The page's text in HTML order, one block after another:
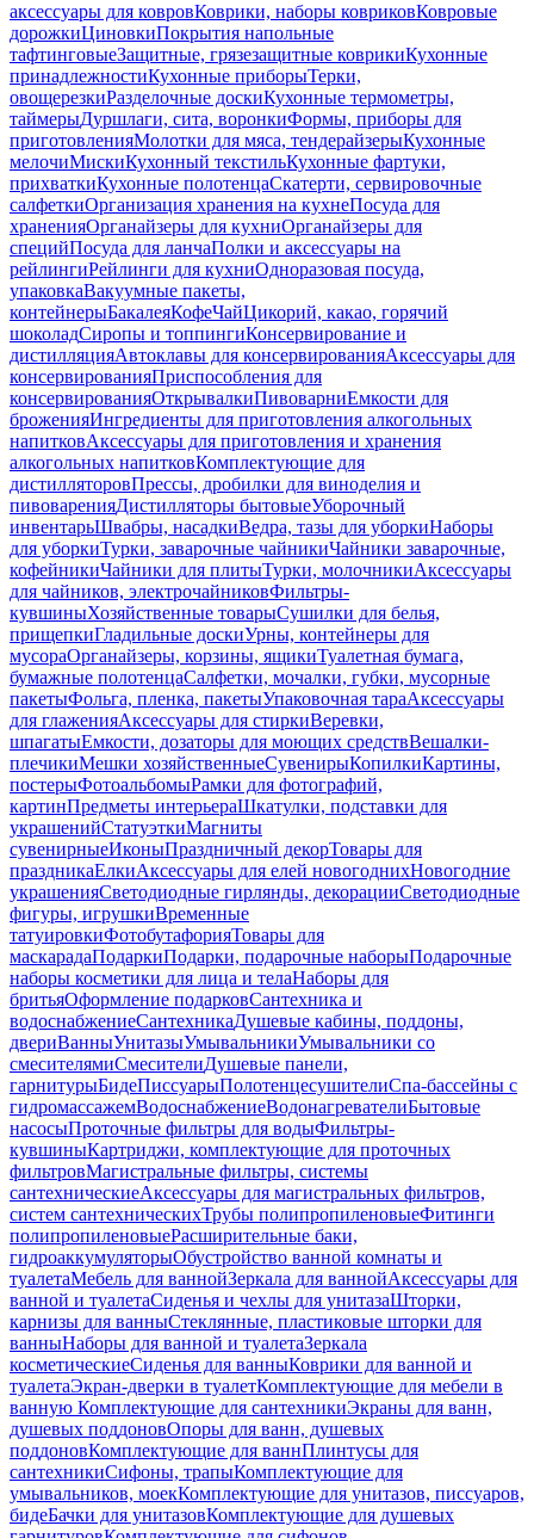
аксессуары для ковровКоврики, наборы ковриковКовровые
дорожкиЦиновкиПокрытия напольные
тафтинговыеЗащитные, грязезащитные коврикиКухонные
принадлежностиКухонные приборыТерки,
овощерезкиРазделочные доскиКухонные термометры,
таймерыДуршлаги, сита, воронкиФормы, приборы для
приготовленияМолотки для мяса, тендерайзерыКухонные
мелочиМискиКухонный текстильКухонные фартуки,
прихваткиКухонные полотенцаСкатерти, сервировочные
салфеткиОрганизация хранения на кухнеПосуда для
храненияОрганайзеры для кухниОрганайзеры для
специйПосуда для ланчаПолки и аксессуары на
рейлингиРейлинги для кухниОдноразовая посуда,
упаковкаВакуумные пакеты,
контейнерыБакалеяКофеЧайЦикорий, какао, горячий
шоколадСиропы и топпингиКонсервирование и
дистилляцияАвтоклавы для консервированияАксессуары для
консервированияПриспособления для
консервированияОткрывалкиПивоварниЕмкости для
броженияИнгредиенты для приготовления алкогольных
напитковАксессуары для приготовления и хранения
алкогольных напитковКомплектующие для
дистилляторовПрессы, дробилки для виноделия и
пивоваренияДистилляторы бытовыеУборочный
инвентарьШвабры, насадкиВедра, тазы для уборкиНаборы
для уборкиТурки, заварочные чайникиЧайники заварочные,
кофейникиЧайники для плитыТурки, молочникиАксессуары
для чайников, электрочайниковФильтры-
кувшиныХозяйственные товарыСушилки для белья,
прищепкиГладильные доскиУрны, контейнеры для
мусораОрганайзеры, корзины, ящикиТуалетная бумага,
бумажные полотенцаСалфетки, мочалки, губки, мусорные
пакетыФольга, пленка, пакетыУпаковочная тараАксессуары
для глаженияАксессуары для стиркиВеревки,
шпагатыЕмкости, дозаторы для моющих средствВешалки-
плечикиМешки хозяйственныеСувенирыКопилкиКартины,
постерыФотоальбомыРамки для фотографий,
картинПредметы интерьераШкатулки, подставки для
украшенийСтатуэткиМагниты
сувенирныеИконыПраздничный декорТовары для
праздникаЕлкиАксессуары для елей новогоднихНовогодние
украшенияСветодиодные гирлянды, декорацииСветодиодные
фигуры, игрушкиВременные
татуировкиФотобутафорияТовары для
маскарадаПодаркиПодарки, подарочные наборыПодарочные
наборы косметики для лица и телаНаборы для
бритьяОформление подарковСантехника и
водоснабжениеСантехникаДушевые кабины, поддоны,
двериВанныУнитазыУмывальникиУмывальники со
смесителямиСмесителиДушевые панели,
гарнитурыБидеПиссуарыПолотенцесушителиСпа-бассейны с
гидромассажемВодоснабжениеВодонагревателиБытовые
насосыПроточные фильтры для водыФильтры-
кувшиныКартриджи, комплектующие для проточных
фильтровМагистральные фильтры, системы
сантехническиеАксессуары для магистральных фильтров,
систем сантехническихТрубы полипропиленовыеФитинги
полипропиленовыеРасширительные баки,
гидроаккумуляторыОбустройство ванной комнаты и
туалетаМебель для ваннойЗеркала для ваннойАксессуары для
ванной и туалетаСиденья и чехлы для унитазаШторки,
карнизы для ванныСтеклянные, пластиковые шторки для
ванныНаборы для ванной и туалетаЗеркала
косметическиеСиденья для ванныКоврики для ванной и
туалетаЭкран-дверки в туалетКомплектующие для мебели в
ванную Комплектующие для сантехникиЭкраны для ванн,
душевых поддоновОпоры для ванн, душевых
поддоновКомплектующие для ваннПлинтусы для
сантехникиСифоны, трапыКомплектующие для
умывальников, моекКомплектующие для унитазов, писсуаров,
бидеБачки для унитазовКомплектующие для душевых